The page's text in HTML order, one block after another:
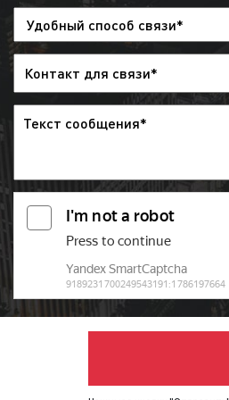
направляется
почте, а оригиналы –
выход рекламы
заключения
оплаты, рекламный
можно за 2 дня до
рекламы. При
может дать
денежные средства
не возвращаются;
предоставление